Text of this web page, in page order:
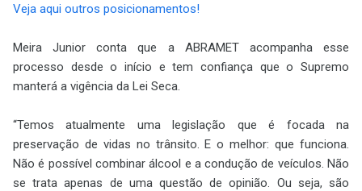
Veja aqui outros posicionamentos!
Meira Junior conta que a ABRAMET acompanha esse
processo desde o início e tem confiança que o Supremo
manterá a vigência da Lei Seca.
“Temos atualmente uma legislação que é focada na
preservação de vidas no trânsito. E o melhor: que funciona.
Não é possível combinar álcool e a condução de veículos. Não
se trata apenas de uma questão de opinião. Ou seja, são